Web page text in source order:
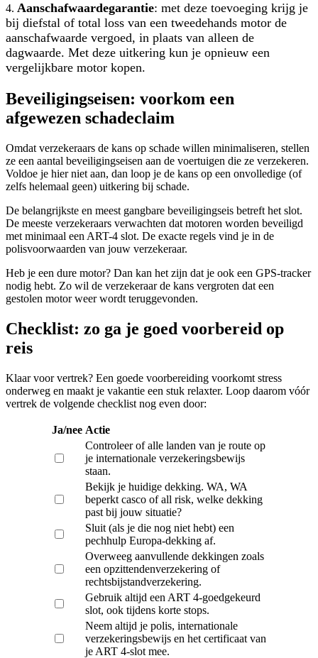
4. Aanschafwaardegarantie: met deze toevoeging krijg je
bij diefstal of total loss van een tweedehands motor de
aanschafwaarde vergoed, in plaats van alleen de
dagwaarde. Met deze uitkering kun je opnieuw een
vergelijkbare motor kopen.
Beveiligingseisen: voorkom een
afgewezen schadeclaim
Omdat verzekeraars de kans op schade willen minimaliseren, stellen
ze een aantal beveiligingseisen aan de voertuigen die ze verzekeren.
Voldoe je hier niet aan, dan loop je de kans op een onvolledige (of
zelfs helemaal geen) uitkering bij schade.
De belangrijkste en meest gangbare beveiligingseis betreft het slot.
De meeste verzekeraars verwachten dat motoren worden beveiligd
met minimaal een ART-4 slot. De exacte regels vind je in de
polisvoorwaarden van jouw verzekeraar.
Heb je een dure motor? Dan kan het zijn dat je ook een GPS-tracker
nodig hebt. Zo wil de verzekeraar de kans vergroten dat een
gestolen motor weer wordt teruggevonden.
Checklist: zo ga je goed voorbereid op
reis
Klaar voor vertrek? Een goede voorbereiding voorkomt stress
onderweg en maakt je vakantie een stuk relaxter. Loop daarom vóór
vertrek de volgende checklist nog even door:
Ja/nee Actie
Controleer of alle landen van je route op
je internationale verzekeringsbewijs
staan.
Bekijk je huidige dekking. WA, WA
beperkt casco of all risk, welke dekking
past bij jouw situatie?
Sluit (als je die nog niet hebt) een
pechhulp Europa-dekking af.
Overweeg aanvullende dekkingen zoals
een opzittendenverzekering of
rechtsbijstandverzekering.
Gebruik altijd een ART 4-goedgekeurd
slot, ook tijdens korte stops.
Neem altijd je polis, internationale
verzekeringsbewijs en het certificaat van
je ART 4-slot mee.